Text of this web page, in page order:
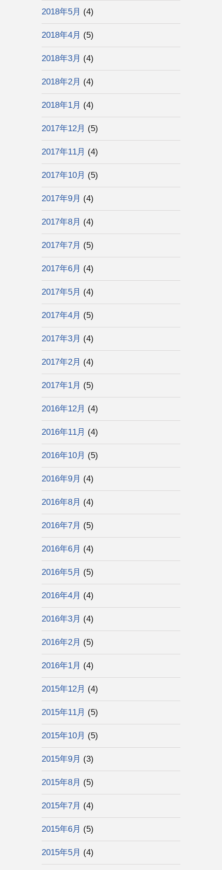
2018年5月 (4)
2018年4月 (5)
2018年3月 (4)
2018年2月 (4)
2018年1月 (4)
2017年12月 (5)
2017年11月 (4)
2017年10月 (5)
2017年9月 (4)
2017年8月 (4)
2017年7月 (5)
2017年6月 (4)
2017年5月 (4)
2017年4月 (5)
2017年3月 (4)
2017年2月 (4)
2017年1月 (5)
2016年12月 (4)
2016年11月 (4)
2016年10月 (5)
2016年9月 (4)
2016年8月 (4)
2016年7月 (5)
2016年6月 (4)
2016年5月 (5)
2016年4月 (4)
2016年3月 (4)
2016年2月 (5)
2016年1月 (4)
2015年12月 (4)
2015年11月 (5)
2015年10月 (5)
2015年9月 (3)
2015年8月 (5)
2015年7月 (4)
2015年6月 (5)
2015年5月 (4)